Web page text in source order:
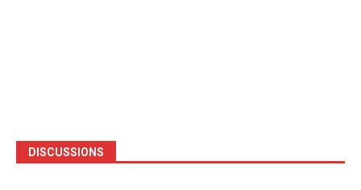
DISCUSSIONS